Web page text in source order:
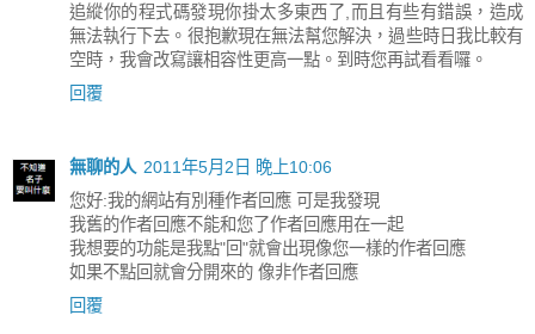
追縱你的程式碼發現你掛太多東西了,而且有些有錯誤，造成
無法執行下去。很抱歉現在無法幫您解決，過些時日我比較有
空時，我會改寫讓相容性更高一點。到時您再試看看囉。
回覆
無聊的人 2011年5月2日 晚上10:06
您好:我的網站有別種作者回應 可是我發現
我舊的作者回應不能和您了作者回應用在一起
我想要的功能是我點"回"就會出現像您一樣的作者回應
如果不點回就會分開來的 像非作者回應
回覆